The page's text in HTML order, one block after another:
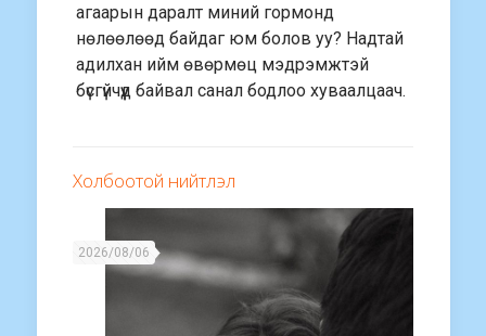
агаарын даралт миний гормонд
нөлөөлөөд байдаг юм болов уу? Надтай
адилхан ийм өвөрмөц мэдрэмжтэй
бүсгүйчүүд байвал санал бодлоо хуваалцаач.
Холбоотой нийтлэл
2026/08/06